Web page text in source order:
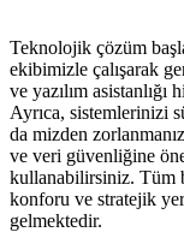
Teknolojik çözüm
ekibimizle çalışarak
ve yazılım
Ayrıca, sistemlerinizi
da mizden
ve veri güvenliğine
kullanabilirsiniz. Tüm
konforu ve stratejik
gelmektedir.